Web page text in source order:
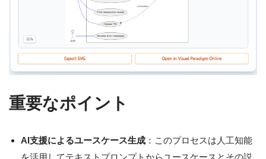
重要なポイント
AI支援によるユースケース生成 ：このプロセスは人工知能
を活用してテキストプロンプトからユースケースとその説